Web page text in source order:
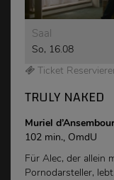
Saal
So, 16.08
Ticket
TRULY NAKED
Muriel
102 min., OmdU
Für Alec, der allein
Pornodarsteller,